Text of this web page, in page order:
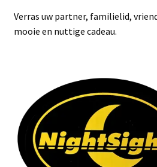
Verras uw partner, familielid,
mooie en nuttige cadeau.